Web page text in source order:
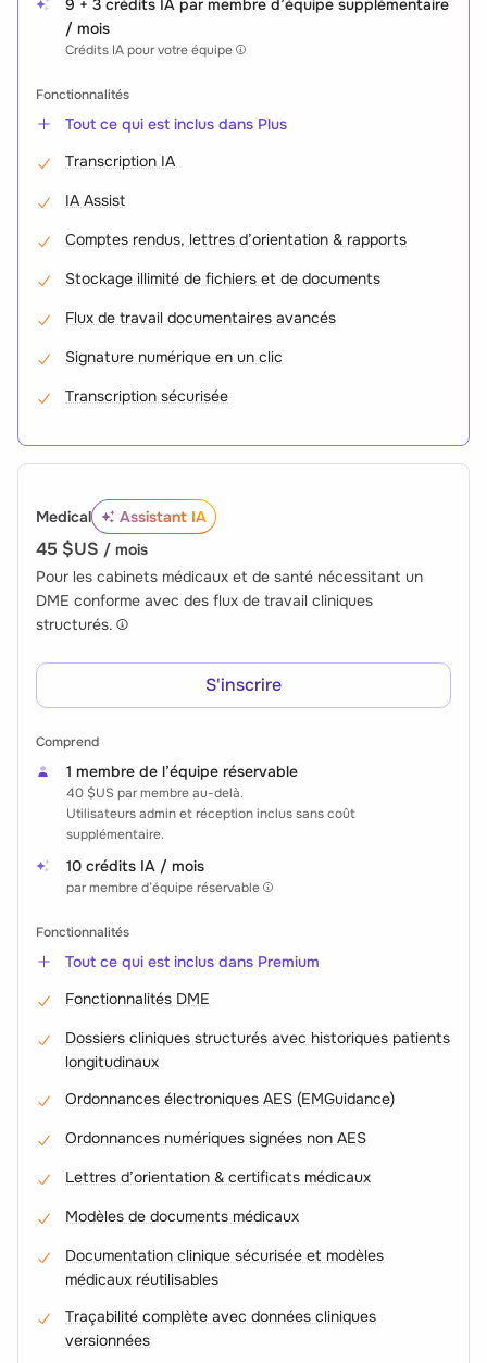
9 + 3 crédits IA par membre d’équipe supplémentaire
/ mois
Crédits IA pour votre équipe
Fonctionnalités
Tout ce qui est inclus dans Plus
Transcription IA
IA Assist
Comptes rendus, lettres d’orientation & rapports
Stockage illimité de fichiers et de documents
Flux de travail documentaires avancés
Signature numérique en un clic
Transcription sécurisée
Medical Assistant IA
45 $US / mois
Pour les cabinets médicaux et de santé nécessitant un
DME conforme avec des flux de travail cliniques
structurés.
S'inscrire
Comprend
1 membre de l’équipe réservable
40 $US par membre au-delà.
Utilisateurs admin et réception inclus sans coût
supplémentaire.
10 crédits IA / mois
par membre d’équipe réservable
Fonctionnalités
Tout ce qui est inclus dans Premium
Fonctionnalités DME
Dossiers cliniques structurés avec historiques patients
longitudinaux
Ordonnances électroniques AES (EMGuidance)
Ordonnances numériques signées non AES
Lettres d’orientation & certificats médicaux
Modèles de documents médicaux
Documentation clinique sécurisée et modèles
médicaux réutilisables
Traçabilité complète avec données cliniques
versionnées